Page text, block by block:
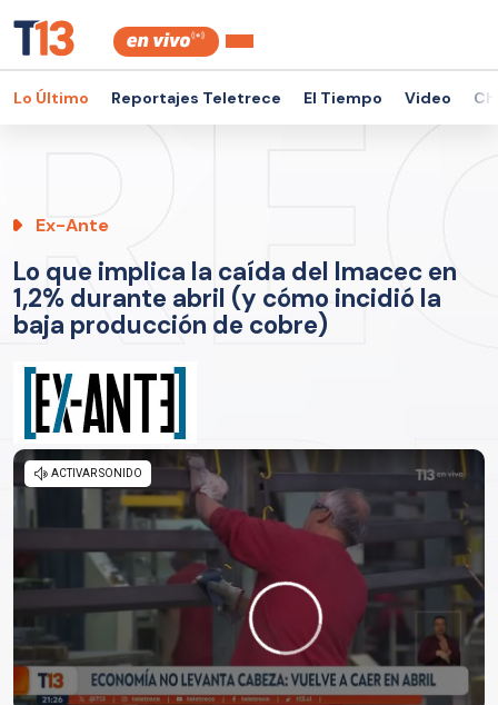
Lo Último Reportajes Teletrece El Tiempo Video
Ex-Ante
Lo que implica la caída del Imacec en
1,2% durante abril (y cómo incidió la
baja producción de cobre)